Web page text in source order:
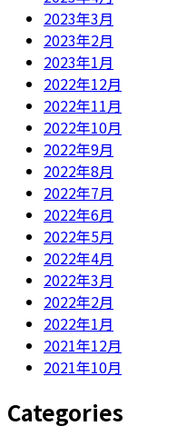
2023年3月
2023年2月
2023年1月
2022年12月
2022年11月
2022年10月
2022年9月
2022年8月
2022年7月
2022年6月
2022年5月
2022年4月
2022年3月
2022年2月
2022年1月
2021年12月
2021年10月
Categories